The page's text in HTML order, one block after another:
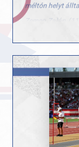
méltón helyt
Zemen Zalán
a selejtezőből
a 10. helyen
összesítésben a
fókusszal, erős
Fekete Sára
2009-es
versenyzője
jellemzően
is óriási